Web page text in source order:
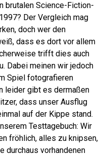
brutalen Science-Fiction-
Der Vergleich mag
doch wer den
dass es dort vor allem
trifft dies auch
Dabei meinen wir jedoch
Spiel fotografieren
leider gibt es dermaßen
dass unser Ausflug
auf der Kippe stand.
Testtagebuch: Wir
fröhlich, alles zu knipsen,
durchaus vorhandenen